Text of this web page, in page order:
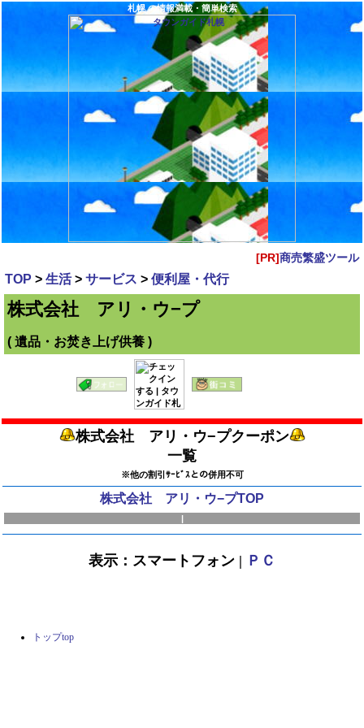
札幌 の情報満載・簡単検索
[PR]商売繁盛ツール
TOP > 生活> サービス > 便利屋・代行
株式会社 アリ・ウ−プ
( 遺品・お焚き上げ供養 )
株式会社 アリ・ウ−プクーポン
一覧
※他の割引ｻｰﾋﾞｽとの併用不可
株式会社 アリ・ウ−プTOP
|
表示：スマートフォン | ＰＣ
トップtop